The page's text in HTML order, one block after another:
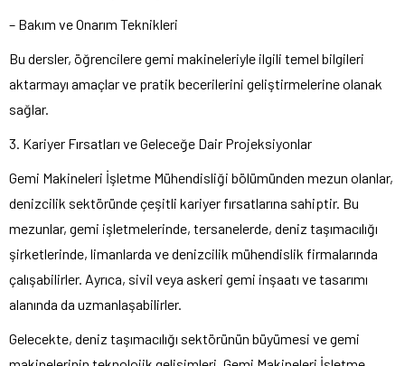
– Bakım ve Onarım Teknikleri
Bu dersler, öğrencilere gemi makineleriyle ilgili temel bilgileri
aktarmayı amaçlar ve pratik becerilerini geliştirmelerine olanak
sağlar.
3. Kariyer Fırsatları ve Geleceğe Dair Projeksiyonlar
Gemi Makineleri İşletme Mühendisliği bölümünden mezun olanlar,
denizcilik sektöründe çeşitli kariyer fırsatlarına sahiptir. Bu
mezunlar, gemi işletmelerinde, tersanelerde, deniz taşımacılığı
şirketlerinde, limanlarda ve denizcilik mühendislik firmalarında
çalışabilirler. Ayrıca, sivil veya askeri gemi inşaatı ve tasarımı
alanında da uzmanlaşabilirler.
Gelecekte, deniz taşımacılığı sektörünün büyümesi ve gemi